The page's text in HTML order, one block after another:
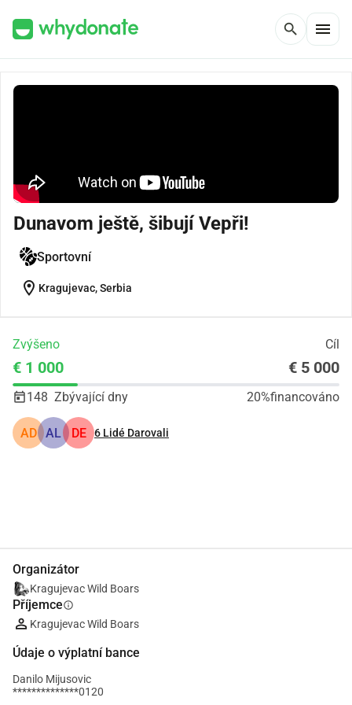
search menu
Dunavom ještě, šibují Vepři!
Sportovní
location_on Kragujevac, Serbia
Zvýšeno Cíl
€ 1 000 € 5 000
148 Zbývající dny 20%financováno
AD AL DE 6 Lidé Darovali
Organizátor
Kragujevac Wild Boars
Příjemceinfo
Kragujevac Wild Boars
Údaje o výplatní bance
Danilo Mijusovic
**************0120